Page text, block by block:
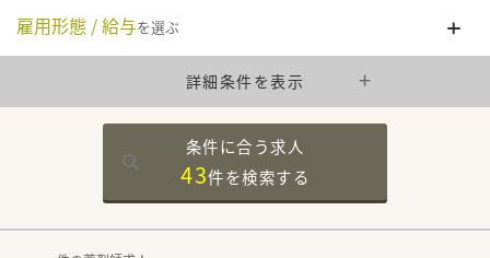
雇用形態 / 給与を選ぶ
詳細条件を表示
条件に合う求人
43件を検索する